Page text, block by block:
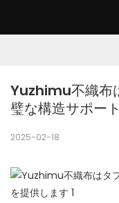
Yuzhimu不織布
璧な構造サポー
2025-02-18